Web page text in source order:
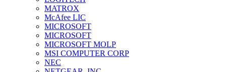
MATROX
McAfee LIC
MICROSOFT
MICROSOFT
MICROSOFT MOLP
MSI COMPUTER CORP
NEC